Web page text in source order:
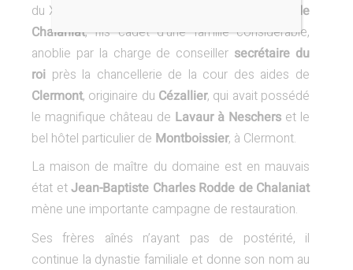
du XIXe siècle à
Jean-Baptiste Charles Rodde de
Chalaniat, fils cadet d’une famille considérable,
anoblie par la charge de conseiller secrétaire du
roi près la chancellerie de la cour des aides de
Clermont, originaire du Cézallier, qui avait possédé
le magnifique château de Lavaur à Neschers et le
bel hôtel particulier de Montboissier, à Clermont.
La maison de maître du domaine est en mauvais
état etJean-Baptiste Charles Rodde de Chalaniat
mène une importante campagne de restauration.
Ses frères aînés n’ayant pas de postérité, il
continue la dynastie familiale et donne son nom au